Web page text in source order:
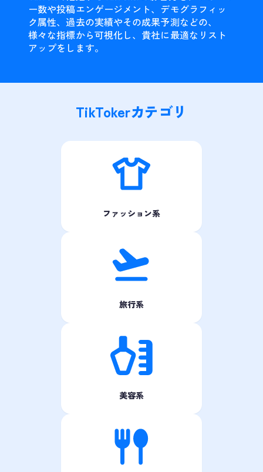
ー数や投稿エンゲージメント、デモグラフィッ
ク属性、過去の実績やその成果予測などの、
様々な指標から可視化し、貴社に最適なリスト
アップをします。
TikTokerカテゴリ
ファッション系
旅行系
美容系